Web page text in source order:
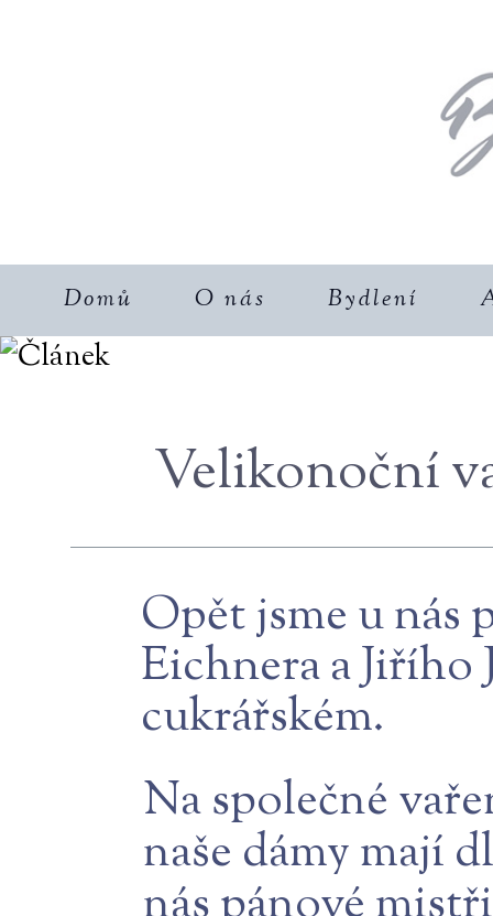
Domů O nás Bydlení
Velikonoční
Opět jsme u
Eichnera a Jiřího
cukrářském.
Na společné
naše dámy mají